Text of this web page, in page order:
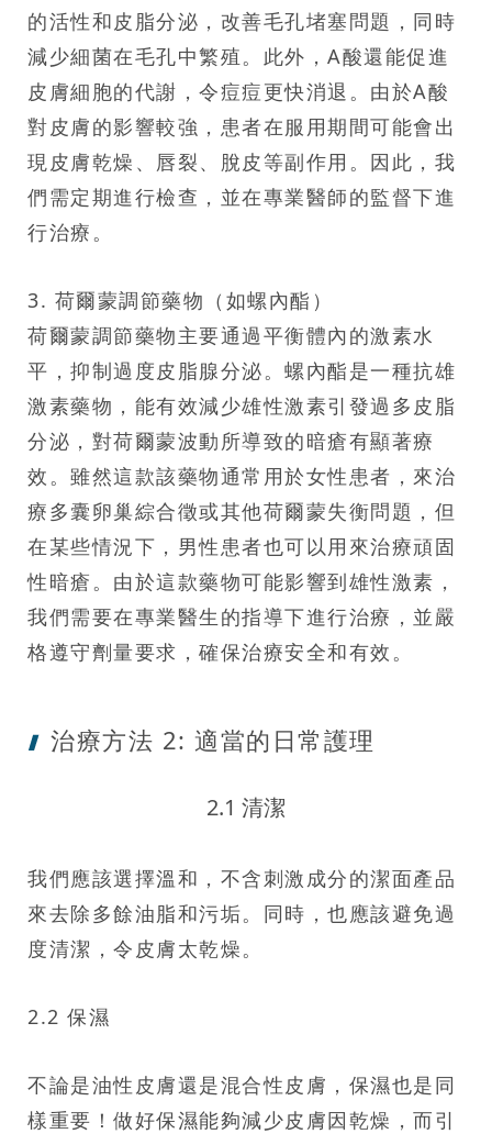
的活性和皮脂分泌，改善毛孔堵塞問題，同時
減少細菌在毛孔中繁殖。此外，A酸還能促進
皮膚細胞的代謝，令痘痘更快消退。由於A酸
對皮膚的影響較強，患者在服用期間可能會出
現皮膚乾燥、唇裂、脫皮等副作用。因此，我
們需定期進行檢查，並在專業醫師的監督下進
行治療。
3. 荷爾蒙調節藥物（如螺內酯）
荷爾蒙調節藥物主要通過平衡體內的激素水
平，抑制過度皮脂腺分泌。螺內酯是一種抗雄
激素藥物，能有效減少雄性激素引發過多皮脂
分泌，對荷爾蒙波動所導致的暗瘡有顯著療
效。雖然這款該藥物通常用於女性患者，來治
療多囊卵巢綜合徵或其他荷爾蒙失衡問題，但
在某些情況下，男性患者也可以用來治療頑固
性暗瘡。由於這款藥物可能影響到雄性激素，
我們需要在專業醫生的指導下進行治療，並嚴
格遵守劑量要求，確保治療安全和有效。
治療方法 2: 適當的日常護理
2.1 清潔
我們應該選擇溫和，不含刺激成分的潔面產品
來去除多餘油脂和污垢。同時，也應該避免過
度清潔，令皮膚太乾燥。
2.2 保濕
不論是油性皮膚還是混合性皮膚，保濕也是同
樣重要！做好保濕能夠減少皮膚因乾燥，而引